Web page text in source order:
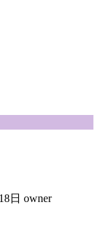
日 owner